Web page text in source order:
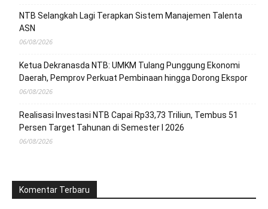
NTB Selangkah Lagi Terapkan Sistem Manajemen Talenta
ASN
06/08/2026
Ketua Dekranasda NTB: UMKM Tulang Punggung Ekonomi
Daerah, Pemprov Perkuat Pembinaan hingga Dorong Ekspor
06/08/2026
Realisasi Investasi NTB Capai Rp33,73 Triliun, Tembus 51
Persen Target Tahunan di Semester I 2026
06/08/2026
Komentar Terbaru